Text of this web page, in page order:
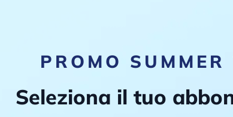
PROMO SUMMER
Seleziona il tuo